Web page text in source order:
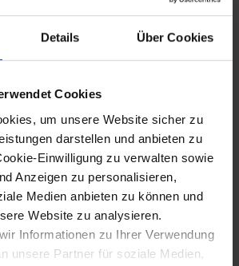
Details Über Cookies
Cookies
um unsere Website sicher zu
darstellen und anbieten zu
Einwilligung zu verwalten sowie
Anzeigen zu personalisieren,
Medien anbieten zu können und
Website zu analysieren.
Informationen zu Ihrer Verwendung
unsere Partner für soziale Medien,
wird "FairTrade-
2010: Gewinne für
Verluste für SPÖ und